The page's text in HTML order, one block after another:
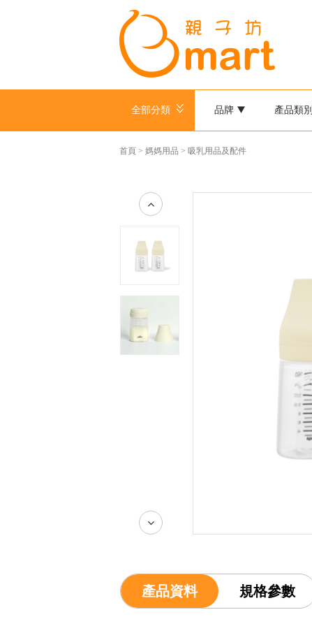
全部分類 品牌 產品類別
首頁 > 媽媽用品 > 吸乳用品及配件
產品資料 規格參數